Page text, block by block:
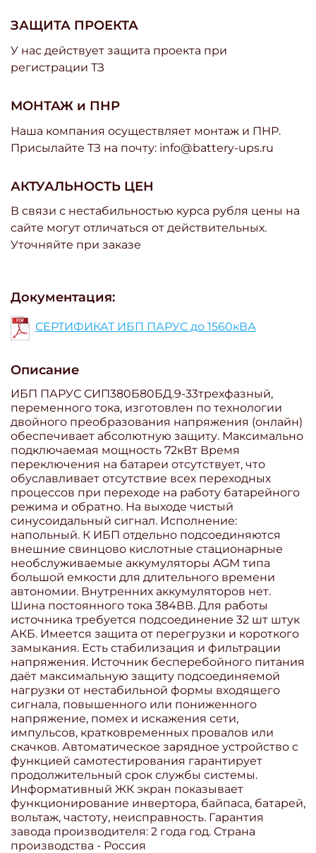
Документация:
СЕРТИФИКАТ ИБП ПАРУС до 1560кВА
Описание
ИБП ПАРУС СИП380Б80БД.9-33трехфазный,
переменного тока, изготовлен по технологии
двойного преобразования напряжения (онлайн)
обеспечивает абсолютную защиту. Максимально
подключаемая мощность 72кВт Время
переключения на батареи отсутствует, что
обуславливает отсутствие всех переходных
процессов при переходе на работу батарейного
режима и обратно. На выходе чистый
синусоидальный сигнал. Исполнение:
напольный. К ИБП отдельно подсоединяются
внешние свинцово кислотные стационарные
необслуживаемые аккумуляторы AGM типа
большой емкости для длительного времени
автономии. Внутренних аккумуляторов нет.
Шина постоянного тока 384ВВ. Для работы
источника требуется подсоединение 32 шт штук
АКБ. Имеется защита от перегрузки и короткого
замыкания. Есть стабилизация и фильтрации
напряжения. Источник бесперебойного питания
даёт максимальную защиту подсоединяемой
нагрузки от нестабильной формы входящего
сигнала, повышенного или пониженного
напряжение, помех и искажения сети,
импульсов, кратковременных провалов или
скачков. Автоматическое зарядное устройство с
функцией самотестирования гарантирует
продолжительный срок службы системы.
Информативный ЖК экран показывает
функционирование инвертора, байпаса, батарей,
вольтаж, частоту, неисправность. Гарантия
завода производителя: 2 года год. Страна
производства - Россия
ЗАЩИТА ПРОЕКТА
У нас действует защита проекта при
регистрации ТЗ
МОНТАЖ и ПНР
Наша компания осуществляет монтаж и ПНР.
Присылайте ТЗ на почту: info@battery-ups.ru
АКТУАЛЬНОСТЬ ЦЕН
В связи с нестабильностью курса рубля цены на
сайте могут отличаться от действительных.
Уточняйте при заказе